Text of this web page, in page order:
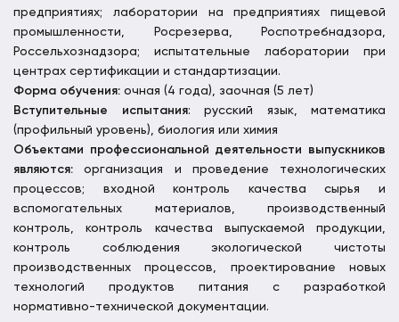
предприятиях; лаборатории на предприятиях пищевой
промышленности, Росрезерва, Роспотребнадзора,
Россельхознадзора; испытательные лаборатории при
центрах сертификации и стандартизации.
Форма обучения: очная (4 года), заочная (5 лет)
Вступительные испытания: русский язык, математика
(профильный уровень), биология или химия
Объектами профессиональной деятельности выпускников
являются: организация и проведение технологических
процессов; входной контроль качества сырья и
вспомогательных материалов, производственный
контроль, контроль качества выпускаемой продукции,
контроль соблюдения экологической чистоты
производственных процессов, проектирование новых
технологий продуктов питания с разработкой
нормативно-технической документации.